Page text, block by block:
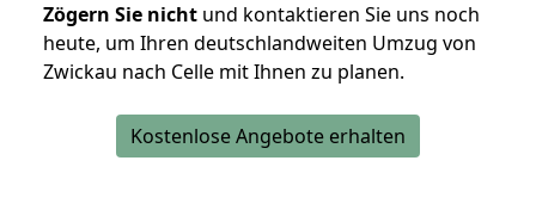
Zögern Sie nicht und kontaktieren Sie uns noch
heute, um Ihren deutschlandweiten Umzug von
Zwickau nach Celle mit Ihnen zu planen.
Kostenlose Angebote erhalten